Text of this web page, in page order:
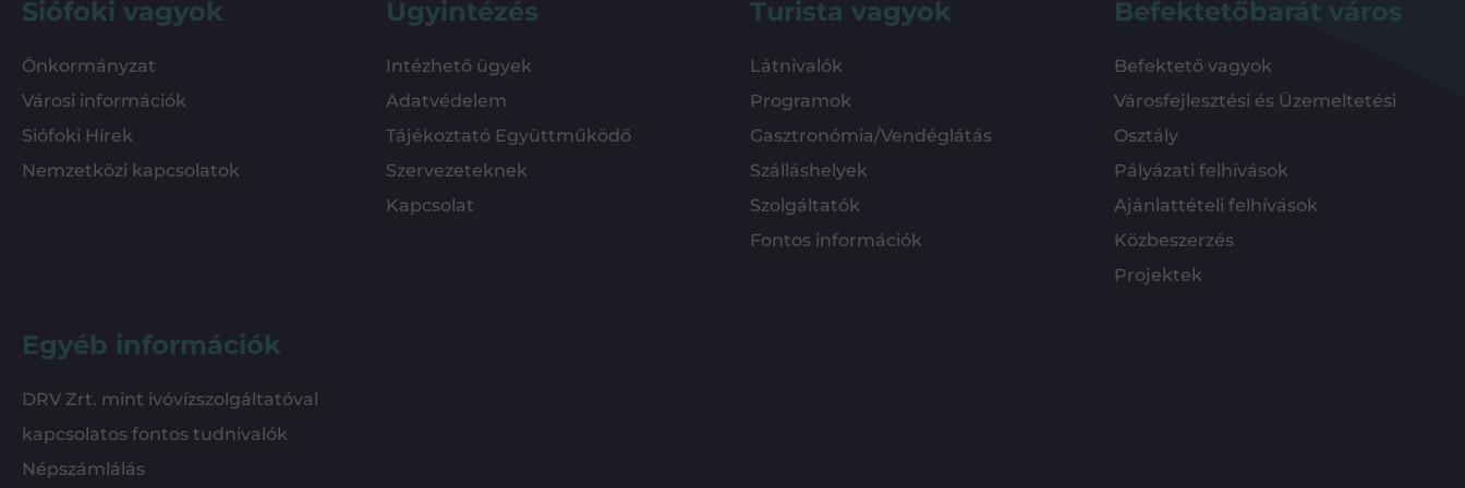
Siófoki vagyok
Önkormányzat
Városi információk
Siófoki Hírek
Nemzetközi kapcsolatok
Ügyintézés
Intézhető ügyek
Adatvédelem
Tájékoztató Együttműködő
Szervezeteknek
Kapcsolat
Turista vagyok
Látnivalók
Programok
Gasztronómia/Vendéglátás
Szálláshelyek
Szolgáltatók
Fontos információk
Befektetőbarát város
Befektető vagyok
Városfejlesztési és Üzemeltetési
Osztály
Pályázati felhívások
Ajánlattételi felhívások
Közbeszerzés
Projektek
Egyéb információk
DRV Zrt. mint ivóvízszolgáltatóval
kapcsolatos fontos tudnivalók
Népszámlálás